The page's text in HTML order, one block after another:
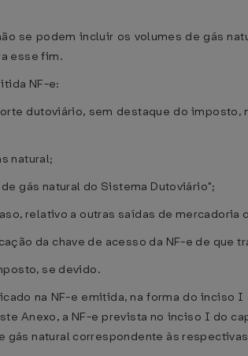
se podem incluir os volumes de gás
esse fim.
NF-e:
dutoviário, sem destaque do imposto,
natural;
gás natural do Sistema Dutoviário";
relativo a outras saídas de
da chave de acesso da NF-e de que
se devido.
na NF-e emitida, na forma do
Anexo, a NF-e prevista no inciso I do
gás natural correspondente às